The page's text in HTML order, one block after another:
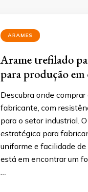
ARAMES
Arame trefilado
para produção em
Descubra onde
fabricante, com
para o setor industrial.
estratégica para
uniforme e facilidade de
está em encontrar um
…